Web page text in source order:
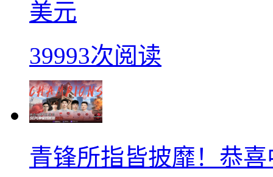
美元
39993次阅读
青锋所指皆披靡！恭